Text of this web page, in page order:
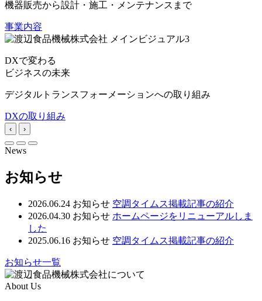
機器販売から設計・施工・メンテナンスまで
事業内容
DXで変わる
ビジネスの未来
デジタルトランスフォーメーションへの取り組み
DXの取り組み
‹ ›
News
お知らせ
2026.06.24 お知らせ 空調タイムス掲載記事の紹介
2026.04.30 お知らせ ホームページをリニューアルしま
した
2025.06.16 お知らせ 空調タイムス掲載記事の紹介
お知らせ一覧
About Us